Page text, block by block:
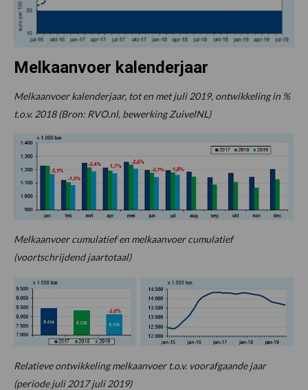
Melkaanvoer kalenderjaar
Melkaanvoer kalenderjaar, tot en met juli 2019, ontwikkeling in %
t.o.v. 2018 (Bron: RVO.nl, bewerking ZuivelNL)
Melkaanvoer cumulatief en melkaanvoer cumulatief
(voortschrijdend jaartotaal)
Relatieve ontwikkeling melkaanvoer t.o.v. voorafgaande jaar
(periode juli 2017 juli 2019)